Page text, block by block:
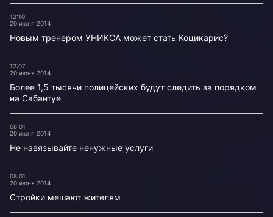
12:10
20 июня 2014
Новым тренером УНИКСА может стать Коцикарис?
12:07
20 июня 2014
Более 1,5 тысячи полицейских будут следить за порядком
на Сабантуе
08:01
20 июня 2014
Не навязывайте ненужные услуги
08:01
20 июня 2014
Стройки мешают жителям